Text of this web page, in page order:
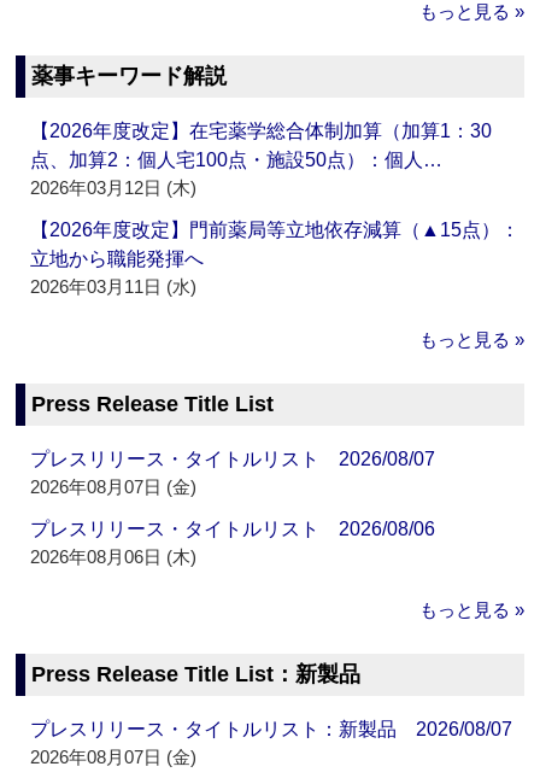
もっと見る »
薬事キーワード解説
【2026年度改定】在宅薬学総合体制加算（加算1：30
点、加算2：個人宅100点・施設50点）：個人…
2026年03月12日 (木)
【2026年度改定】門前薬局等立地依存減算（▲15点）：
立地から職能発揮へ
2026年03月11日 (水)
もっと見る »
Press Release Title List
プレスリリース・タイトルリスト 2026/08/07
2026年08月07日 (金)
プレスリリース・タイトルリスト 2026/08/06
2026年08月06日 (木)
もっと見る »
Press Release Title List：新製品
プレスリリース・タイトルリスト：新製品 2026/08/07
2026年08月07日 (金)